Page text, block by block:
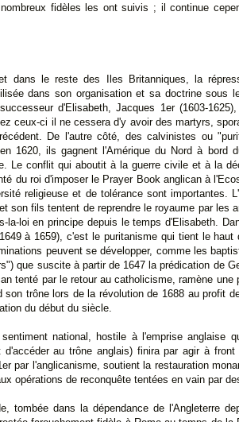
fidèles les ont suivis ; il continue
dans le reste des Iles Britanniques, la
dans son organisation et sa doctrine sous
d'Elisabeth, Jacques 1er (1603-
ceux-ci il ne cessera d'y avoir des martyrs,
De l'autre côté, des calvinistes ou
1620, ils gagnent l'Amérique du Nord à bord
Le conflit qui aboutit à la guerre civile et à la
du roi d'imposer le Prayer Book anglican à
religieuse et de tolérance sont importantes.
son fils tentent de reprendre le royaume par les
la-loi en principe depuis le temps d'Elisabeth.
à 1659), c'est le puritanisme qui tient le
peuvent se développer, comme les
que suscite à partir de 1647 la prédication de
tenté par le retour au catholicisme, ramène
son trône lors de la révolution de 1688 au profit
du début du siècle.
national, hostile à l'emprise anglaise
d'accéder au trône anglais) finira par agir à
par l'anglicanisme, soutient la restauration
opérations de reconquête tentées en vain par
tombée dans la dépendance de l'Angleterre